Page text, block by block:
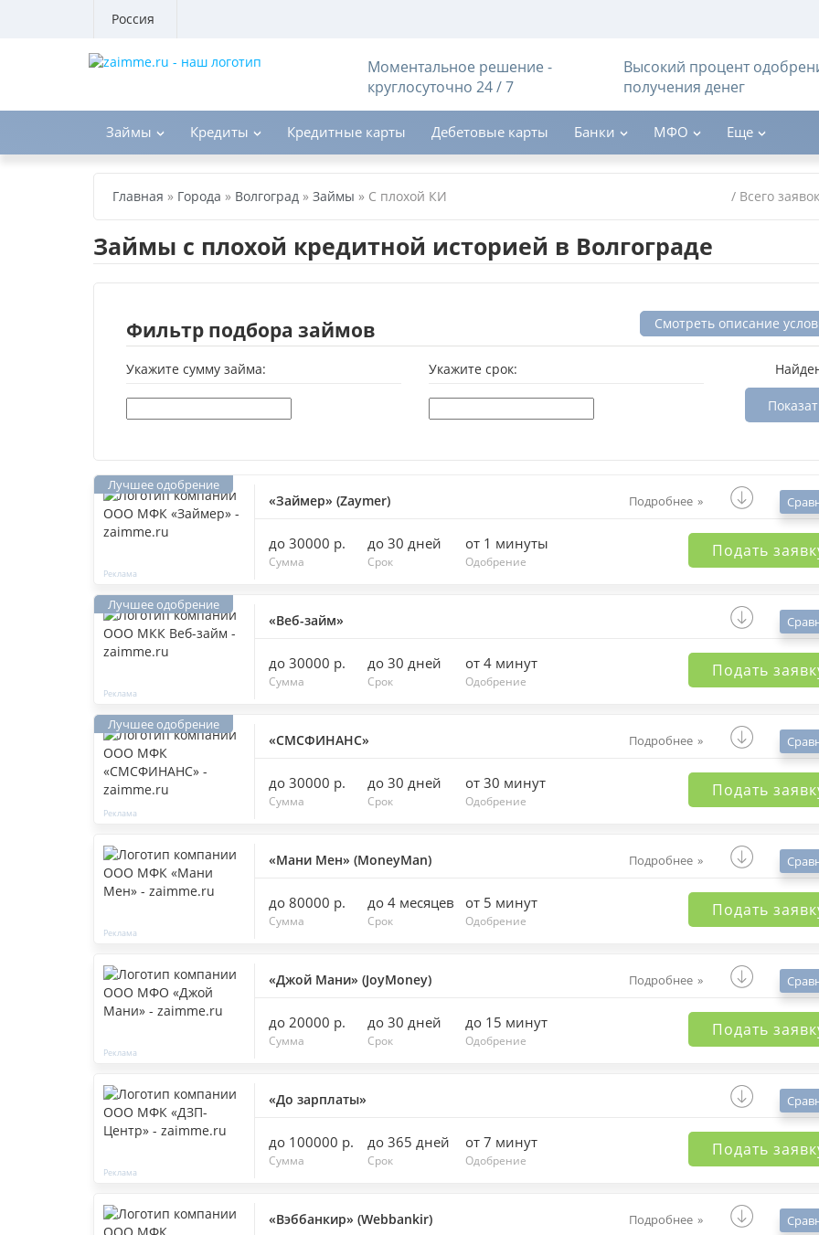
Россия
Моментальное решение -
круглосуточно 24 / 7
Высокий процент
получения денег
Займы Кредиты Кредитные карты Дебетовые карты Банки МФО Еще
Главная » Города » Волгоград » Займы » С плохой КИ / Всего
Займы с плохой кредитной историей в Волгограде
Фильтр подбора займов Смотреть описание
Укажите сумму займа: Укажите срок:
«Займер» (Zaymer) Подробнее
до 30000 р.
Сумма
до 30 дней
Срок
от 1 минуты
Одобрение
Подать
«Веб-займ»
до 30000 р.
Сумма
до 30 дней
Срок
от 4 минут
Одобрение
Подать
«СМСФИНАНС» Подробнее
до 30000 р.
Сумма
до 30 дней
Срок
от 30 минут
Одобрение
Подать
«Мани Мен» (MoneyMan) Подробнее
до 80000 р.
Сумма
до 4 месяцев
Срок
от 5 минут
Одобрение
Подать
«Джой Мани» (JoyMoney) Подробнее
до 20000 р.
Сумма
до 30 дней
Срок
до 15 минут
Одобрение
Подать
«До зарплаты»
до 100000 р.
Сумма
до 365 дней
Срок
от 7 минут
Одобрение
Подать
«Вэббанкир» (Webbankir) Подробнее